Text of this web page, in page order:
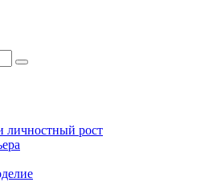
личностный рост